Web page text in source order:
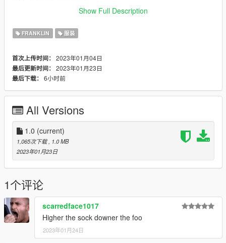
uppr_diff_023_f_uni.ytdShow Full Description
FRANKLIN 服装
首次上传时间： 2023年01月04日
最后更新时间： 2023年01月23日
最后下载： 6小时前
All Versions
1.0 (current)
1,065次下载 , 1.0 MB
2023年01月23日
1个评论
scarredface1017
Higher the sock downer the foo
2023年01月24日